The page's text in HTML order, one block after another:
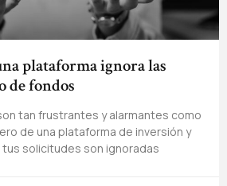
plataforma ignora las
de fondos
tan frustrantes y alarmantes como
de una plataforma de inversión y
solicitudes son ignoradas